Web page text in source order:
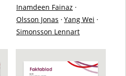
Inamdeen Fainaz ·
Olsson Jonas · Yang Wei ·
Simonsson Lennart